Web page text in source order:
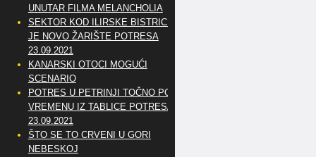
UNUTAR FILMA MELANCHOLIA
SEKTOR KOD ILIRSKE BISTRICE
JE NOVO ŽARIŠTE POTRESA
23.09.2021
KANARSKI OTOCI MOGUĆI
SCENARIO
POTRES U PETRINJI TOČNO PO
VREMENU IZ TABLICE POTRESA
23.09.2021
ŠTO SE TO CRVENI U GORI
NEBESKOJ